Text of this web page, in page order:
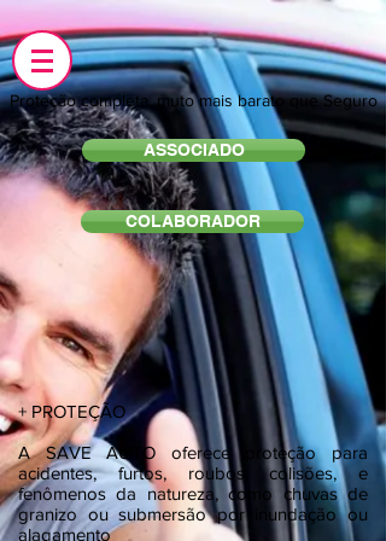
Proteção completa, muto mais barato que Seguro
ASSOCIADO
COLABORADOR
+ PROTEÇÃO
A SAVE AUTO oferece proteção para
acidentes, furtos, roubos, colisões, e
fenômenos da natureza, como chuvas de
granizo ou submersão por inundação ou
alagamento